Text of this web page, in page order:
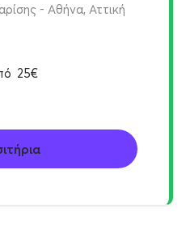
- Αθήνα, Αττική
25€